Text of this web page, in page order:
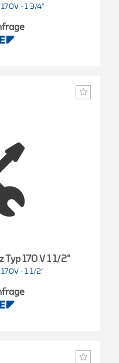
170V - 1 3/4"
170 V 1 1/2"
170V - 1 1/2"